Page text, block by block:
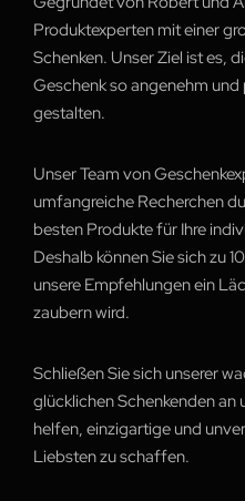
Produktexperten mit einer
Schenken. Unser Ziel ist es,
Geschenk so angenehm
gestalten.
Unser Team von
umfangreiche Recherchen
besten Produkte für Ihre
Deshalb können Sie sich zu
unsere Empfehlungen ein
zaubern wird.
Schließen Sie sich unserer
glücklichen Schenkenden an
helfen, einzigartige und
Liebsten zu schaffen.